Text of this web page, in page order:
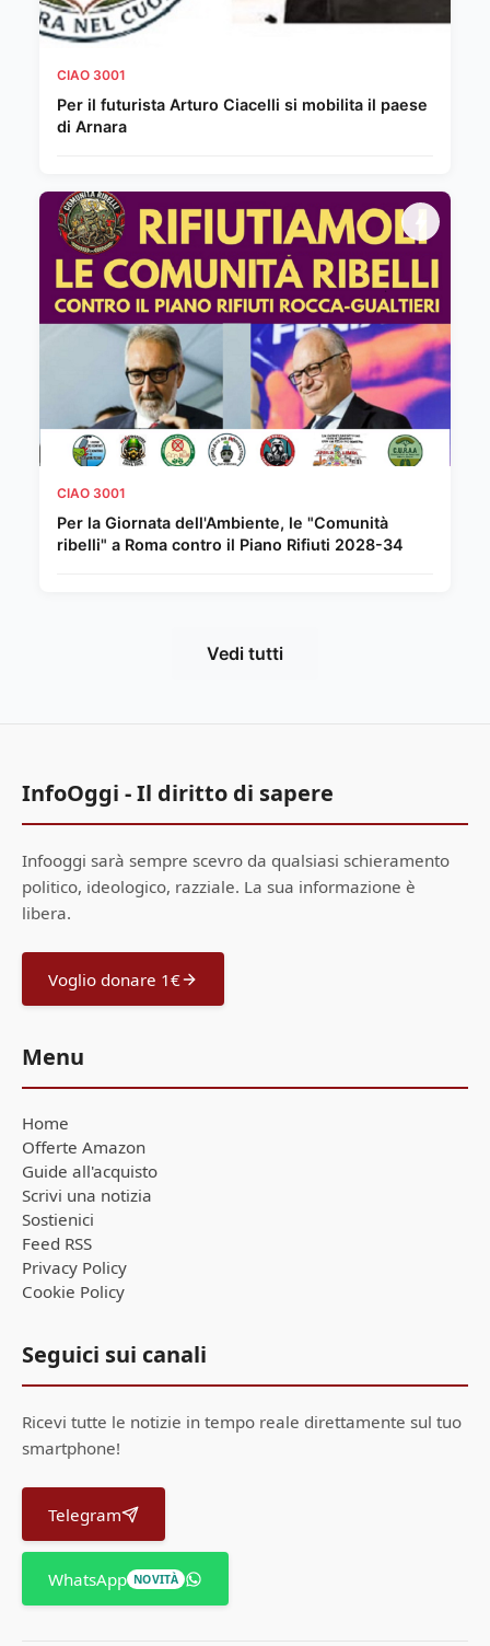
CIAO 3001
Per il futurista Arturo Ciacelli si mobilita il paese
di Arnara
CIAO 3001
Per la Giornata dell'Ambiente, le "Comunità
ribelli" a Roma contro il Piano Rifiuti 2028-34
Vedi tutti
InfoOggi - Il diritto di sapere
Infooggi sarà sempre scevro da qualsiasi schieramento
politico, ideologico, razziale. La sua informazione è
libera.
Voglio donare 1€
Menu
Home
Offerte Amazon
Guide all'acquisto
Scrivi una notizia
Sostienici
Feed RSS
Privacy Policy
Cookie Policy
Seguici sui canali
Ricevi tutte le notizie in tempo reale direttamente sul tuo
smartphone!
Telegram
WhatsApp NOVITÀ